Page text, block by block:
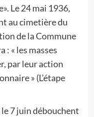
Le 24 mai 1936,
au cimetière du
de la Commune
: « les masses
par leur action
» (L’étape
7 juin débouchent